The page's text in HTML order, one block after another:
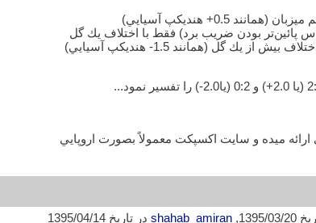
ميده و سايت اكسپكت معمولاً بصورت اروپايي
03/20,
shahab_amiran در تاریخ 1395/04/14